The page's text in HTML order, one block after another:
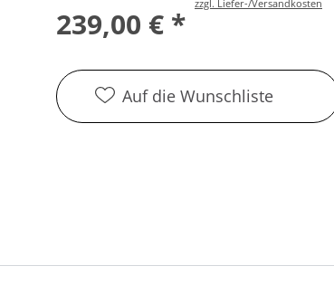
239,00 € *
zzgl. Liefer-/Versandkosten
Auf die Wunschliste